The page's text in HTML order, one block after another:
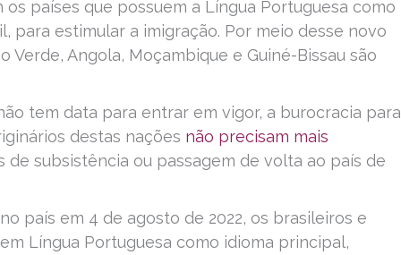
os países que possuem a Língua Portuguesa como
para estimular a imigração. Por meio desse novo
Verde, Angola, Moçambique e Guiné-Bissau são
tem data para entrar em vigor, a burocracia para
destas nações não precisam mais
de subsistência ou passagem de volta ao país de
país em 4 de agosto de 2022, os brasileiros e
Língua Portuguesa como idioma principal,